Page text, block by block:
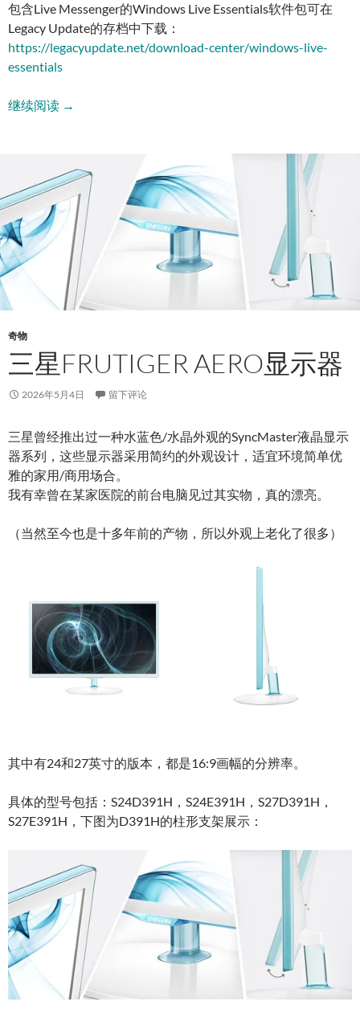
包含Live Messenger的Windows Live Essentials软件包可在
Legacy Update的存档中下载：
https://legacyupdate.net/download-center/windows-live-
essentials
继续阅读CrossTalk 使用教程
→
奇物
三星FRUTIGER AERO显示器
2026年5月4日 留下评论
三星曾经推出过一种水蓝色/水晶外观的SyncMaster液晶显示
器系列，这些显示器采用简约的外观设计，适宜环境简单优
雅的家用/商用场合。
我有幸曾在某家医院的前台电脑见过其实物，真的漂亮。
（当然至今也是十多年前的产物，所以外观上老化了很多）
其中有24和27英寸的版本，都是16:9画幅的分辨率。
具体的型号包括：S24D391H，S24E391H，S27D391H，
S27E391H，下图为D391H的柱形支架展示：